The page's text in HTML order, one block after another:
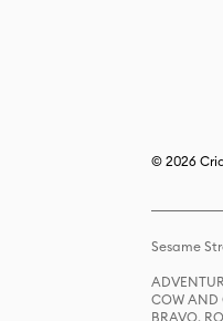
© 2026
Sesame
COW AND
BRAVO,